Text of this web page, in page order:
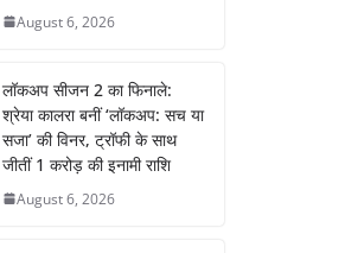
August 6, 2026
लॉकअप सीजन 2 का फिनाले:
श्रेया कालरा बनीं ‘लॉकअप: सच या
सजा’ की विनर, ट्रॉफी के साथ
जीतीं 1 करोड़ की इनामी राशि
August 6, 2026